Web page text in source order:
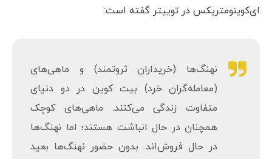
ای‌کوینومتریکس در توییتر گفته است:
نهنگ‌ها (خریداران ثروتمند) و ماهی‌های
(معامله‌گران خرد) بیت کوین در دو دنیای
متفاوت زندگی می‌کنند. ماهی‌های کوچک
همچنان در حال انباشت هستند؛ اما نهنگ‌ها
در حال فروش‌اند. بدون حضور نهنگ‌ها بعید